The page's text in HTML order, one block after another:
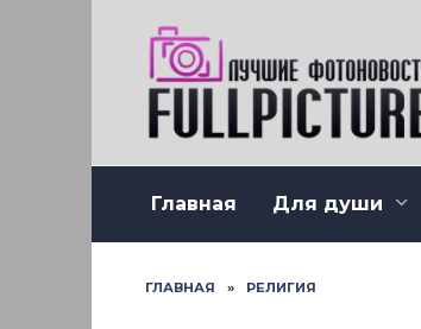
Главная Для души
ГЛАВНАЯ » РЕЛИГИЯ